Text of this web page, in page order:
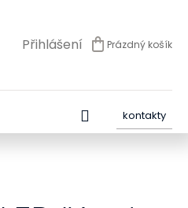
Přihlášení NÁKUPNÍ
Prázdný košík
kontakty